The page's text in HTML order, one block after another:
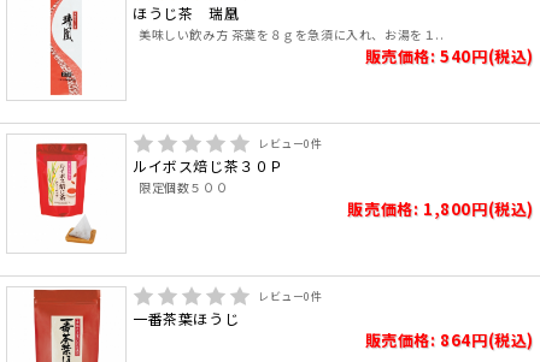
ほうじ茶 瑞凰
美味しい飲み方 茶葉を８ｇを急須に入れ、お湯を１..
販売価格: 540円(税込)
レビュー0件
ルイボス焙じ茶３０Ｐ
限定個数５００
販売価格: 1,800円(税込)
レビュー0件
一番茶葉ほうじ
販売価格: 864円(税込)